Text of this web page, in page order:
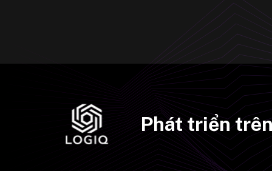
Phát triển